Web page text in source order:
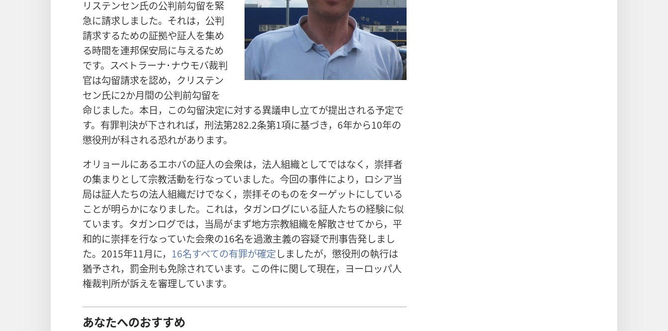
リステンセン氏の公判前勾留を緊
急に請求しました。それは，公判
請求するための証拠や証人を集め
る時間を連邦保安局に与えるため
です。スベトラーナ･ナウモバ裁判
官は勾留請求を認め，クリステン
セン氏に2か月間の公判前勾留を
命じました。本日，この勾留決定に対する異議申し立てが提出される予定で
す。有罪判決が下されれば，刑法第282.2条第1項に基づき，6年から10年の
懲役刑が科される恐れがあります。
オリョールにあるエホバの証人の会衆は，法人組織としてではなく，崇拝者
の集まりとして宗教活動を行なっていました。今回の事件により，ロシア当
局は証人たちの法人組織だけでなく，崇拝そのものをターゲットにしている
ことが明らかになりました。これは，タガンログにいる証人たちの経験に似
ています。タガンログでは，当局がまず地方宗教組織を解散させてから，平
和的に崇拝を行なっていた会衆の16名を過激主義の容疑で刑事告発しまし
た。2015年11月に， 16名すべての有罪が確定しましたが，懲役刑の執行は
猶予され，罰金刑も免除されています。この件に関して現在，ヨーロッパ人
権裁判所が訴えを審理しています。
あなたへのおすすめ